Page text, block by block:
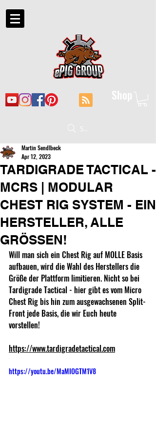
Shop
Suche
TARDIGRADE TACTICAL -
MCRS | MODULAR
CHEST RIG SYSTEM - EIN
HERSTELLER, ALLE
GRÖSSEN!
Martin Sendlbeck
Apr 12, 2023
Will man sich ein Chest Rig auf MOLLE Basis
aufbauen, wird die Wahl des Herstellers die
Größe der Plattform limitieren. Nicht so bei
Tardigrade Tactical - hier gibt es vom Micro
Chest Rig bis hin zum ausgewachsenen Split-
Front jede Basis, die wir Euch heute
vorstellen!
https://www.tardigradetactical.com
https://youtu.be/MaMIOGTM1V8